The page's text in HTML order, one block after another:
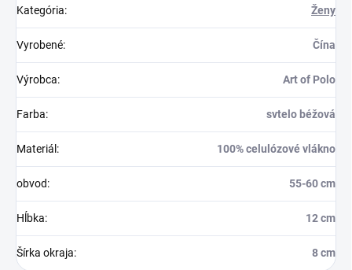
Kategória: Ženy
Vyrobené: Čína
Výrobca: Art of Polo
Farba: svtelo béžová
Materiál : 100% celulózové vlákno
obvod: 55-60 cm
Hĺbka: 12 cm
Šírka okraja: 8 cm